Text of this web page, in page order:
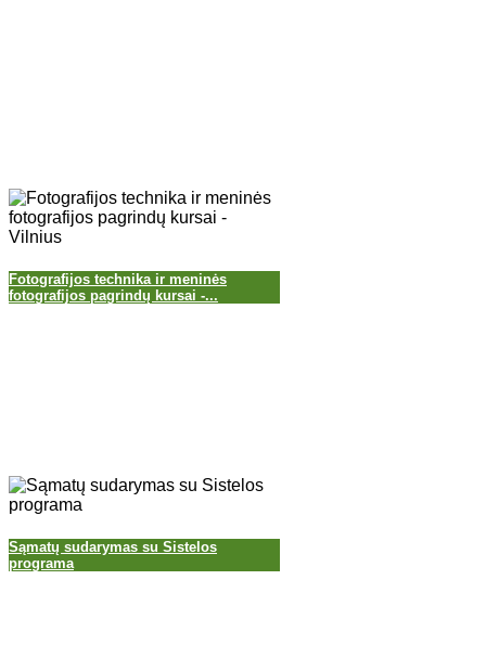
Fotografijos technika ir meninės
fotografijos pagrindų kursai -...
Sąmatų sudarymas su Sistelos
programa